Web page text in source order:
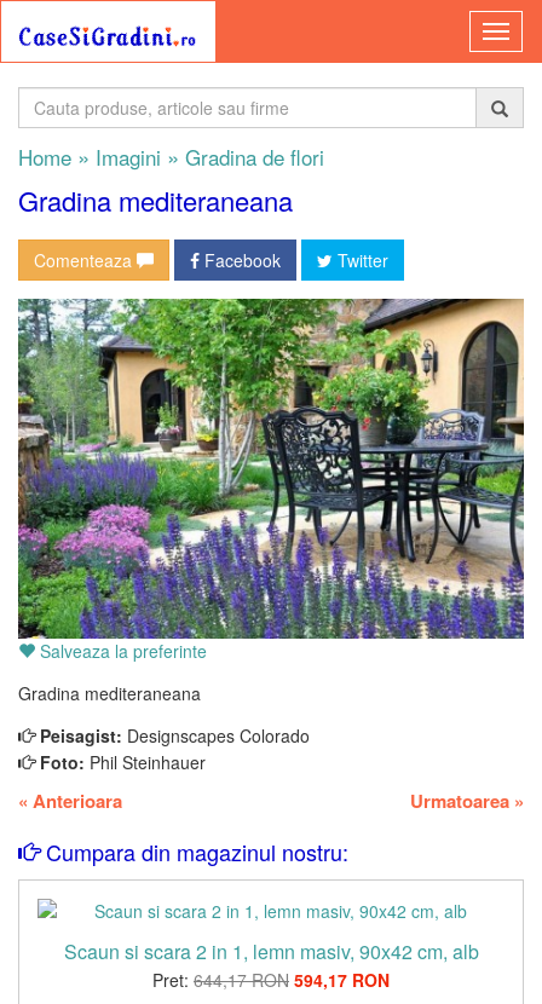
Home » Imagini » Gradina de flori
Gradina mediteraneana
Comenteaza Facebook Twitter
Salveaza la preferinte
Gradina mediteraneana
Peisagist: Designscapes Colorado
Foto: Phil Steinhauer
« Anterioara Urmatoarea »
Cumpara din magazinul nostru:
Scaun si scara 2 in 1, lemn masiv, 90x42 cm, alb
Pret: 644,17 RON 594,17 RON